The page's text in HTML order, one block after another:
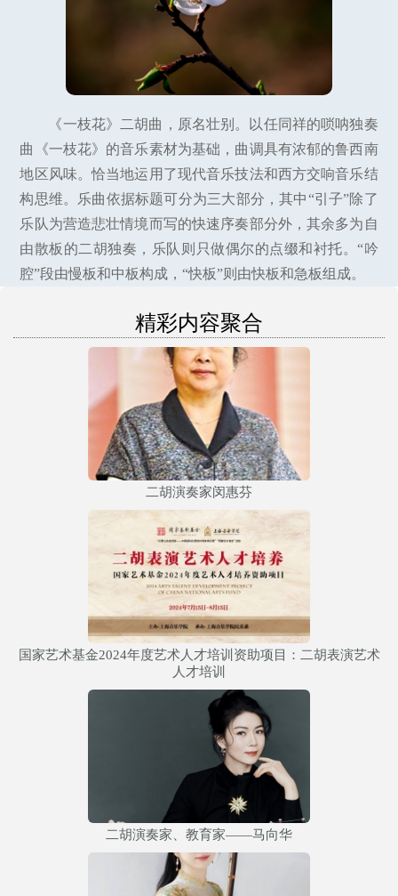
《一枝花》二胡曲，原名壮别。以任同祥的唢呐独奏
曲《一枝花》的音乐素材为基础，曲调具有浓郁的鲁西南
地区风味。恰当地运用了现代音乐技法和西方交响音乐结
构思维。乐曲依据标题可分为三大部分，其中“引子”除了
乐队为营造悲壮情境而写的快速序奏部分外，其余多为自
由散板的二胡独奏，乐队则只做偶尔的点缀和衬托。“吟
腔”段由慢板和中板构成，“快板”则由快板和急板组成。
精彩内容聚合
二胡演奏家闵惠芬
国家艺术基金2024年度艺术人才培训资助项目：二胡表演艺术
人才培训
二胡演奏家、教育家——马向华